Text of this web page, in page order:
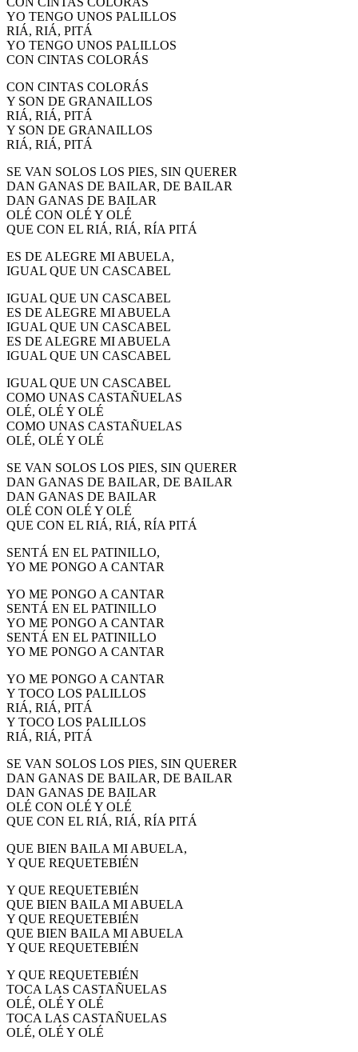
YO TENGO UNOS PALILLOS
RIÁ, RIÁ, PITÁ
YO TENGO UNOS PALILLOS
CON CINTAS COLORÁS
CON CINTAS COLORÁS
Y SON DE GRANAILLOS
RIÁ, RIÁ, PITÁ
Y SON DE GRANAILLOS
RIÁ, RIÁ, PITÁ
SE VAN SOLOS LOS PIES, SIN QUERER
DAN GANAS DE BAILAR, DE BAILAR
DAN GANAS DE BAILAR
OLÉ CON OLÉ Y OLÉ
QUE CON EL RIÁ, RIÁ, RÍA PITÁ
ES DE ALEGRE MI ABUELA,
IGUAL QUE UN CASCABEL
IGUAL QUE UN CASCABEL
ES DE ALEGRE MI ABUELA
IGUAL QUE UN CASCABEL
ES DE ALEGRE MI ABUELA
IGUAL QUE UN CASCABEL
IGUAL QUE UN CASCABEL
COMO UNAS CASTAÑUELAS
OLÉ, OLÉ Y OLÉ
COMO UNAS CASTAÑUELAS
OLÉ, OLÉ Y OLÉ
SE VAN SOLOS LOS PIES, SIN QUERER
DAN GANAS DE BAILAR, DE BAILAR
DAN GANAS DE BAILAR
OLÉ CON OLÉ Y OLÉ
QUE CON EL RIÁ, RIÁ, RÍA PITÁ
SENTÁ EN EL PATINILLO,
YO ME PONGO A CANTAR
YO ME PONGO A CANTAR
SENTÁ EN EL PATINILLO
YO ME PONGO A CANTAR
SENTÁ EN EL PATINILLO
YO ME PONGO A CANTAR
YO ME PONGO A CANTAR
Y TOCO LOS PALILLOS
RIÁ, RIÁ, PITÁ
Y TOCO LOS PALILLOS
RIÁ, RIÁ, PITÁ
SE VAN SOLOS LOS PIES, SIN QUERER
DAN GANAS DE BAILAR, DE BAILAR
DAN GANAS DE BAILAR
OLÉ CON OLÉ Y OLÉ
QUE CON EL RIÁ, RIÁ, RÍA PITÁ
QUE BIEN BAILA MI ABUELA,
Y QUE REQUETEBIÉN
Y QUE REQUETEBIÉN
QUE BIEN BAILA MI ABUELA
Y QUE REQUETEBIÉN
QUE BIEN BAILA MI ABUELA
Y QUE REQUETEBIÉN
Y QUE REQUETEBIÉN
TOCA LAS CASTAÑUELAS
OLÉ, OLÉ Y OLÉ
TOCA LAS CASTAÑUELAS
OLÉ, OLÉ Y OLÉ